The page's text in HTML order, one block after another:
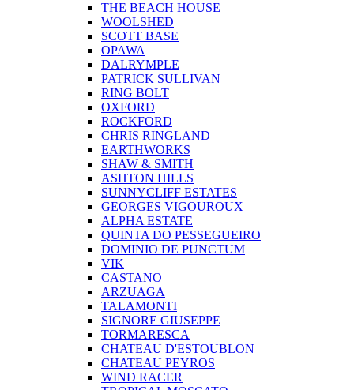
THE BEACH HOUSE
WOOLSHED
SCOTT BASE
OPAWA
DALRYMPLE
PATRICK SULLIVAN
RING BOLT
OXFORD
ROCKFORD
CHRIS RINGLAND
EARTHWORKS
SHAW & SMITH
ASHTON HILLS
SUNNYCLIFF ESTATES
GEORGES VIGOUROUX
ALPHA ESTATE
QUINTA DO PESSEGUEIRO
DOMINIO DE PUNCTUM
VIK
CASTANO
ARZUAGA
TALAMONTI
SIGNORE GIUSEPPE
TORMARESCA
CHATEAU D'ESTOUBLON
CHATEAU PEYROS
WIND RACER